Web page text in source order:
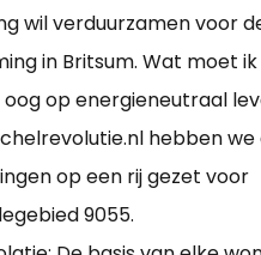
wil verduurzamen voor
in Britsum. Wat moet
op energieneutraal
hebben
op een rij gezet voor
9055.